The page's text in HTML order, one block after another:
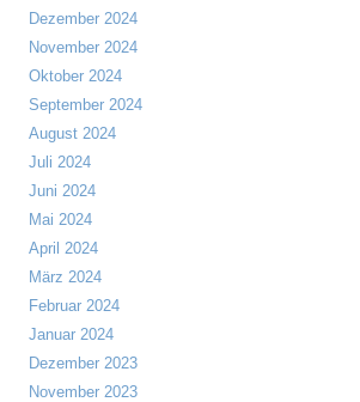
Dezember 2024
November 2024
Oktober 2024
September 2024
August 2024
Juli 2024
Juni 2024
Mai 2024
April 2024
März 2024
Februar 2024
Januar 2024
Dezember 2023
November 2023